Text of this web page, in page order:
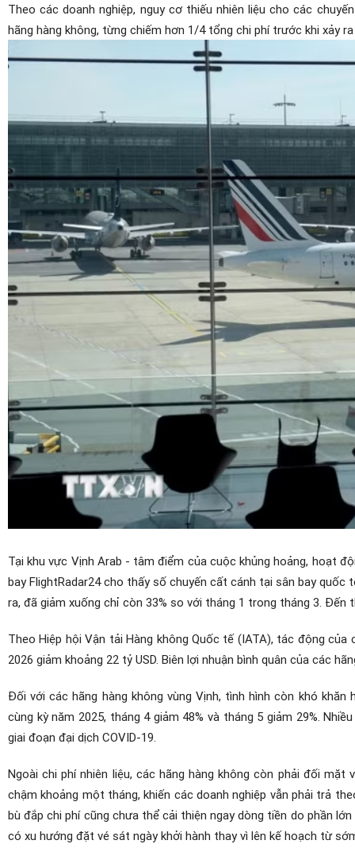
Theo các doanh nghiệp, nguy cơ thiếu nhiên liệu cho các
hãng hàng không, từng chiếm hơn 1/4 tổng chi phí trước khi xảy
Tại khu vực Vịnh Arab - tâm điểm của cuộc khủng hoảng, hoạt
bay FlightRadar24 cho thấy số chuyến cất cánh tại sân bay
ra, đã giảm xuống chỉ còn 33% so với tháng 1 trong tháng 3.
Theo Hiệp hội Vận tải Hàng không Quốc tế (IATA), tác động
2026 giảm khoảng 22 tỷ USD. Biên lợi nhuận bình quân của các
Đối với các hãng hàng không vùng Vịnh, tình hình còn khó
cùng kỳ năm 2025, tháng 4 giảm 48% và tháng 5 giảm 29%.
giai đoạn đại dịch COVID-19.
Ngoài chi phí nhiên liệu, các hãng hàng không còn phải đối
chậm khoảng một tháng, khiến các doanh nghiệp vẫn phải trả
bù đắp chi phí cũng chưa thể cải thiện ngay dòng tiền do phần
có xu hướng đặt vé sát ngày khởi hành thay vì lên kế hoạch từ